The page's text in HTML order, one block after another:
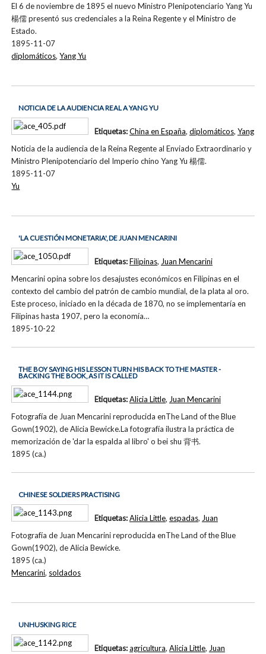
El 6 de noviembre de 1895 el nuevo Ministro Plenipotenciario Yang Yu
楊儒 presentó sus credenciales a la Reina Regente y el Ministro de
Estado.
1895-11-07
diplomáticos,Yang Yu
NOTICIA DE LA AUDIENCIA REAL A YANG YU
Noticia de la audiencia de la Reina Regente al Enviado Extraordinario y
Ministro Plenipotenciario del Imperio chino Yang Yu 楊儒.
1895-11-07
Etiquetas:China en España, diplomáticos, Yang
Yu
'LA CUESTIÓN MONETARIA', DE JUAN MENCARINI
Mencarini opina sobre los desajustes económicos en Filipinas en el
contexto del cambio del patrón de cambio mundial, de la plata al oro.
Este proceso, iniciado en la década de 1870, no se implementaría en
Filipinas hasta 1907, pero la economía…
1895-10-22
Etiquetas:Filipinas, Juan Mencarini
THE BOY SAYING HIS LESSON TURN HIS BACK TO THE MASTER -
BACKING THE BOOK, AS IT IS CALLED
Fotografía de Juan Mencarini reproducida enThe Land of the Blue
Gown(1902), de Alicia Bewicke.La fotografía ilustra la práctica de
memorización de 'dar la espalda al libro' o bei shu 背书.
1895 (ca.)
Etiquetas:Alicia Little, Juan Mencarini
CHINESE SOLDIERS PRACTISING
Fotografía de Juan Mencarini reproducida enThe Land of the Blue
Gown(1902), de Alicia Bewicke.
1895 (ca.)
Etiquetas:Alicia Little, espadas, Juan
Mencarini, soldados
UNHUSKING RICE
Etiquetas:agricultura, Alicia Little, Juan